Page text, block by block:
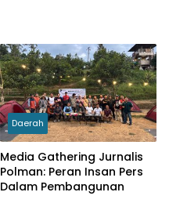
Daerah
Media Gathering Jurnalis
Polman: Peran Insan Pers
Dalam Pembangunan